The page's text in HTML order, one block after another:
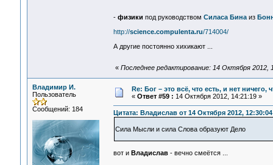
- физики под руководством Силаса Бинаиз
http://science.compulenta.ru/714004/
А другие постоянно хихикают ...
« Последнее редактирование: 14 Октября 2012,
Владимир И.
Пользователь
Сообщений: 184
Re: Бог – это всё, что есть, и нет
« Ответ #59 : 14 Октября 2012, 14:21:19 »
Цитата: Владислав от 14 Октября 2012, 12:30:04
Сила Мысли и сила Слова образуют Дело
вот и Владислав- вечно смеётся ...